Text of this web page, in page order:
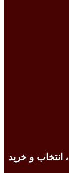
انتخاب و خرید